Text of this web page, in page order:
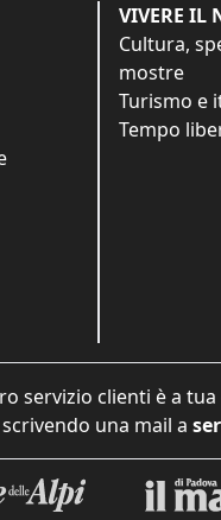
VIVERE IL
Cultura,
mostre
Turismo e
Tempo
servizio clienti è a
una mail a